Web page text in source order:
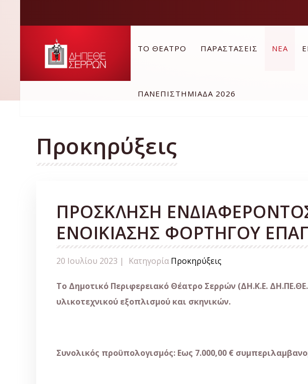
ΤΟ ΘΕΑΤΡΟ ΠΑΡΑΣΤΑΣΕΙΣ ΝΕΑ
ΠΑΝΕΠΙΣΤΗΜΙΑΔΑ 2026
Προκηρύξεις
ΠΡΟΣΚΛΗΣΗ
ΕΝΟΙΚΙΑΣΗΣ ΦΟΡΤΗΓΟΥ
20 Ιουλίου 2023 | Κατηγορία Προκηρύξεις
Το Δημοτικό Περιφερειακό Θέατρο Σερρών (ΔΗ.Κ.Ε.
υλικοτεχνικού εξοπλισμού και σκηνικών.
Συνολικός προϋπολογισμός: Εως 7.000,00 €